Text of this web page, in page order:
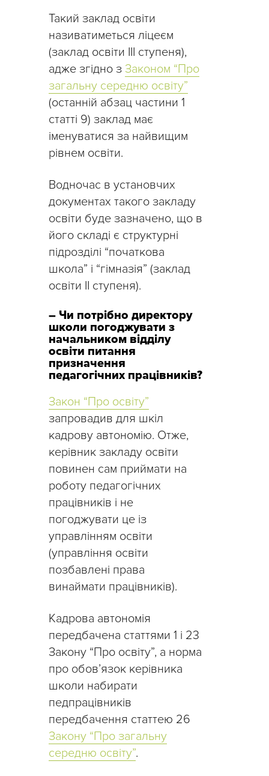
Такий заклад освіти
називатиметься ліцеєм
(заклад освіти ІІІ ступеня),
адже згідно з Законом “Про
загальну середню освіту”
(останній абзац частини 1
статті 9) заклад має
іменуватися за найвищим
рівнем освіти.
Водночас в установчих
документах такого закладу
освіти буде зазначено, що в
його складі є структурні
підрозділі “початкова
школа” і “гімназія” (заклад
освіти ІІ ступеня).
– Чи потрібно директору
школи погоджувати з
начальником відділу
освіти питання
призначення
педагогічних працівників?
Закон “Про освіту”
запровадив для шкіл
кадрову автономію. Отже,
керівник закладу освіти
повинен сам приймати на
роботу педагогічних
працівників і не
погоджувати це із
управлінням освіти
(управління освіти
позбавлені права
винаймати працівників).
Кадрова автономія
передбачена статтями 1 і 23
Закону “Про освіту”, а норма
про обов’язок керівника
школи набирати
педпрацівників
передбачення статтею 26
Закону “Про загальну
середню освіту”.